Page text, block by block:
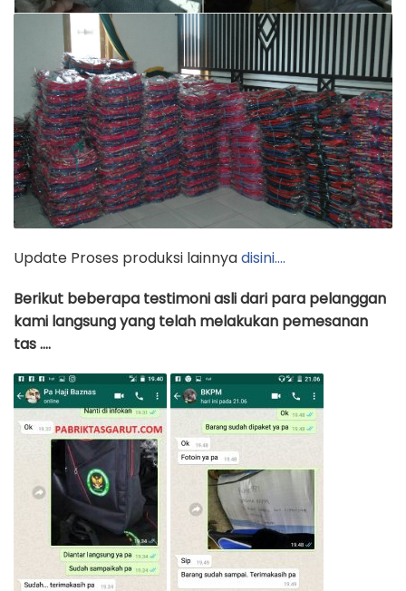
Update Proses produksi lainnyadisini….
Berikut beberapa testimoni asli dari para pelanggan
kami langsung yang telah melakukan pemesanan
tas ….